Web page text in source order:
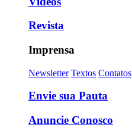
Revista
Imprensa
Newsletter Textos Contatos
Envie sua Pauta
Anuncie Conosco